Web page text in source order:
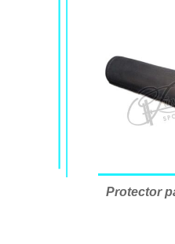
Protector